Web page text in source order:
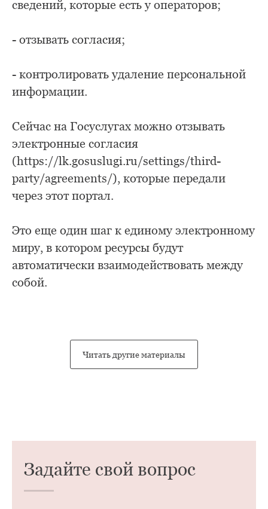
сведений, которые есть у операторов;
- отзывать согласия;
- контролировать удаление персональной
информации.
Сейчас на Госуслугах можно отзывать
электронные согласия
(https://lk.gosuslugi.ru/settings/third-
party/agreements/), которые передали
через этот портал.
Это еще один шаг к единому электронному
миру, в котором ресурсы будут
автоматически взаимодействовать между
собой.
Читать другие материалы
Задайте свой вопрос